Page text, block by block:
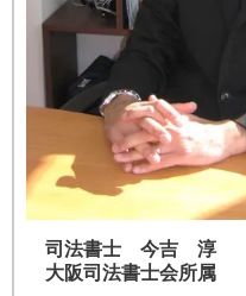
司法書士 今吉 淳
大阪司法書士会所属